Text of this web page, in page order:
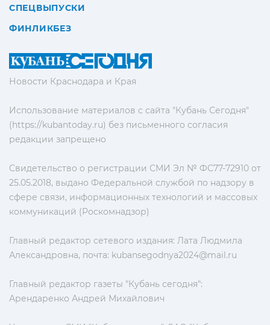
Новости Краснодара и Края
Использование материалов с сайта "Кубань Сегодня"
(https://kubantoday.ru) без письменного согласия
редакции запрещено
Свидетельство о регистрации СМИ Эл № ФС77-72910 от
25.05.2018, выдано Федеральной службой по надзору в
сфере связи, информационных технологий и массовых
коммуникаций (Роскомнадзор)
Главный редактор сетевого издания: Лата Людмила
Александровна, почта: kubansegodnya2024@mail.ru
Главный редактор газеты "Кубань сегодня":
Арендаренко Андрей Михайлович
СПЕЦВЫПУСКИ
ФИНЛИКБЕЗ